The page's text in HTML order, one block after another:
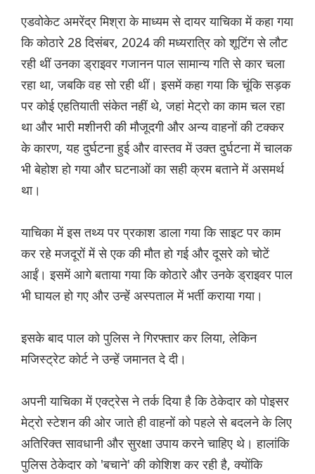
एडवोकेट अमरेंद्र मिश्रा के माध्यम से दायर याचिका में कहा गया
कि कोठारे 28 दिसंबर, 2024 की मध्यरात्रि को शूटिंग से लौट
रही थीं उनका ड्राइवर गजानन पाल सामान्य गति से कार चला
रहा था, जबकि वह सो रही थीं। इसमें कहा गया कि चूंकि सड़क
पर कोई एहतियाती संकेत नहीं थे, जहां मेट्रो का काम चल रहा
था और भारी मशीनरी की मौजूदगी और अन्य वाहनों की टक्कर
के कारण, यह दुर्घटना हुई और वास्तव में उक्त दुर्घटना में चालक
भी बेहोश हो गया और घटनाओं का सही क्रम बताने में असमर्थ
था।
याचिका में इस तथ्य पर प्रकाश डाला गया कि साइट पर काम
कर रहे मजदूरों में से एक की मौत हो गई और दूसरे को चोटें
आईं। इसमें आगे बताया गया कि कोठारे और उनके ड्राइवर पाल
भी घायल हो गए और उन्हें अस्पताल में भर्ती कराया गया।
इसके बाद पाल को पुलिस ने गिरफ्तार कर लिया, लेकिन
मजिस्ट्रेट कोर्ट ने उन्हें जमानत दे दी।
अपनी याचिका में एक्ट्रेस ने तर्क दिया है कि ठेकेदार को पोइसर
मेट्रो स्टेशन की ओर जाते ही वाहनों को पहले से बदलने के लिए
अतिरिक्त सावधानी और सुरक्षा उपाय करने चाहिए थे। हालांकि
पुलिस ठेकेदार को 'बचाने' की कोशिश कर रही है, क्योंकि